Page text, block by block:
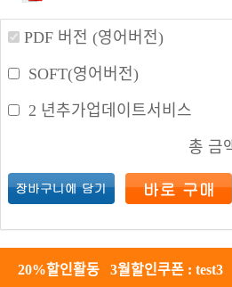
PDF 버전 (영어버전)
SOFT(영어버전)
2 년추가업데이트서비스
총 금
20%할인활동 3월할인쿠폰 : test3